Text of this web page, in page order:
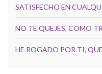
SATISFECHO EN
NO TE QUEJES, COMO
HE ROGADO POR TI,